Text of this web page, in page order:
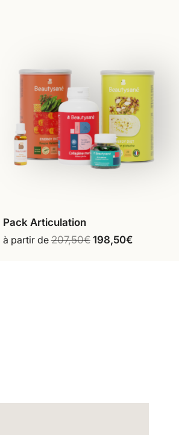
Configurer mon pack
Pack Articulation
à partir de207,50€ 198,50€